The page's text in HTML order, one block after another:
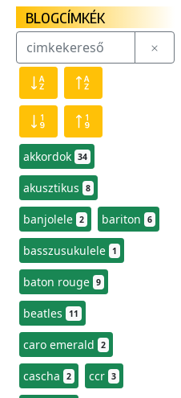
BLOGCÍMKÉK
akkordok 34
akusztikus 8
banjolele 2 bariton 6
basszusukulele 1
baton rouge 9
beatles 11
caro emerald 2
cascha 2 ccr 3